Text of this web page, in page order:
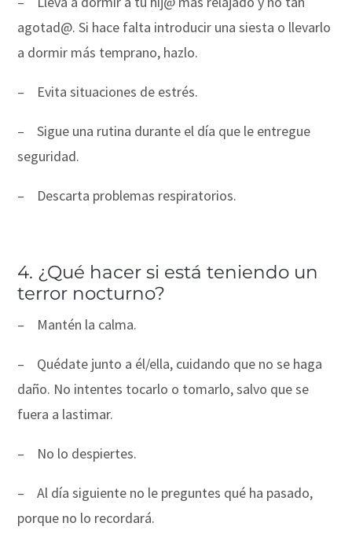
agotad@. Si hace falta introducir una siesta o llevarlo
a dormir más temprano, hazlo.
– Evita situaciones de estrés.
–
Sigue una rutina durante el día que le entregue
seguridad.
– Descarta problemas respiratorios.
4. ¿Qué hacer si está teniendo un
terror nocturno?
– Mantén la calma.
–
Quédate junto a él/ella, cuidando que no se haga
daño. No intentes tocarlo o tomarlo, salvo que se
fuera a lastimar.
– No lo despiertes.
–
Al día siguiente no le preguntes qué ha pasado,
porque no lo recordará.